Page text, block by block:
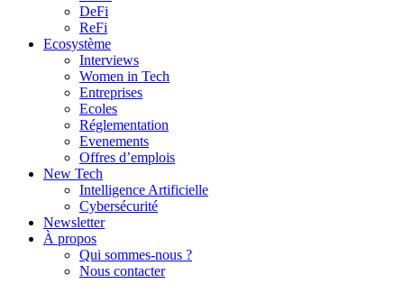
DeFi
ReFi
Ecosystème
Interviews
Women in Tech
Entreprises
Ecoles
Réglementation
Evenements
Offres d’emplois
New Tech
Intelligence Artificielle
Cybersécurité
Newsletter
À propos
Qui sommes-nous ?
Nous contacter